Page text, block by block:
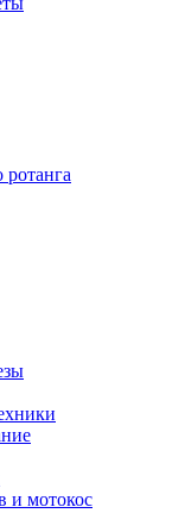
ротанга
и мотокос